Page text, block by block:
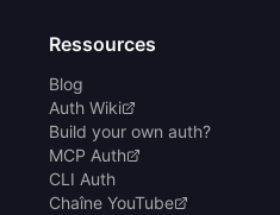
Ressources
Blog
Auth Wiki
Build your own auth?
MCP Auth
CLI Auth
Chaîne YouTube